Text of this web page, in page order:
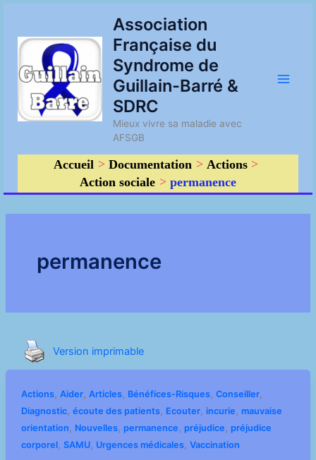
contenu
Association
Française du
Syndrome de
Guillain-Barré &
SDRC
Mieux vivre sa maladie avec
AFSGB
Accueil Documentation
Actions
Action sociale
permanence
permanence
Version imprimable
Actions, Aider, Articles, Bénéfices-Risques, Conseiller,
Diagnostic, écoute des patients, Ecouter, incurie, mauvaise
orientation, Nouvelles, permanence, préjudice, préjudice
corporel, SAMU, Urgences médicales, Vaccination